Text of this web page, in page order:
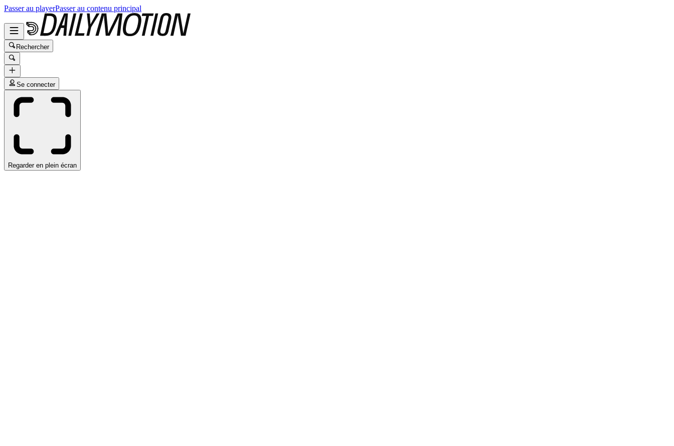
Passer au playerPasser au contenu principal
Rechercher
Se connecter
Regarder en plein écran